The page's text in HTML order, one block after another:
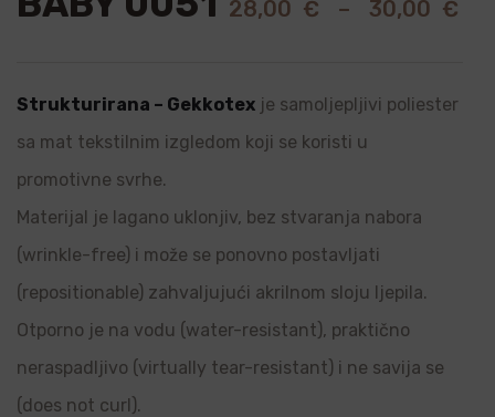
28,00 € – 30,00 €
Strukturirana – Gekkotex je samoljepljivi poliester
sa mat tekstilnim izgledom koji se koristi u
promotivne svrhe.
Materijal je lagano uklonjiv, bez stvaranja nabora
(wrinkle-free) i može se ponovno postavljati
(repositionable) zahvaljujući akrilnom sloju ljepila.
Otporno je na vodu (water-resistant), praktično
neraspadljivo (virtually tear-resistant) i ne savija se
(does not curl).